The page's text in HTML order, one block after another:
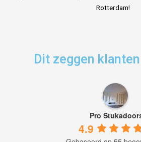
Rotterdam!
Dit zeggen
Pro
4.9